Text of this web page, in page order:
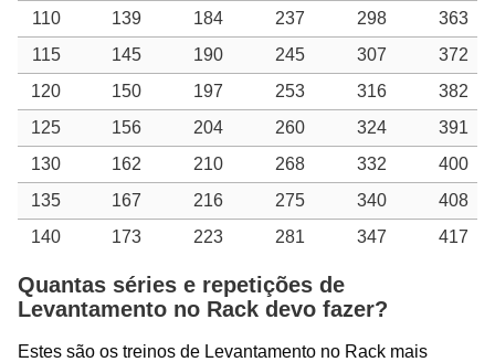
110
139 184 237 298
363
115
145 190 245 307
372
120
150 197 253 316
382
125
156 204 260 324
391
130
162 210 268 332
400
135
167 216 275 340
408
140
173 223 281 347 417
Quantas séries e repetições de
Levantamento no Rack devo fazer?
Estes são os treinos de Levantamento no Rack mais